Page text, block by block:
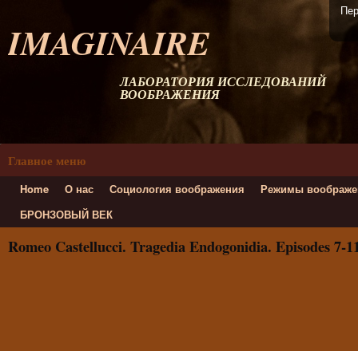
IMAGINAIRE
ЛАБОРАТОРИЯ ИССЛЕДОВАНИЙ
ВООБРАЖЕНИЯ
Главное меню
Home О нас Социология воображения
Режимы
БРОНЗОВЫЙ ВЕК
Romeo Castellucci. Tragedia Endogonidia. Episodes 7-